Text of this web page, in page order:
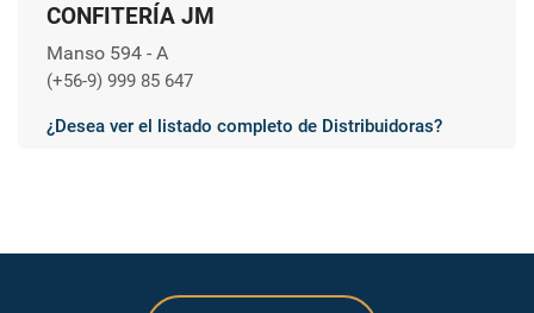
CONFITERÍA JM
Manso 594 - A
(+56-9) 999 85 647
¿Desea ver el listado completo de Distribuidoras?